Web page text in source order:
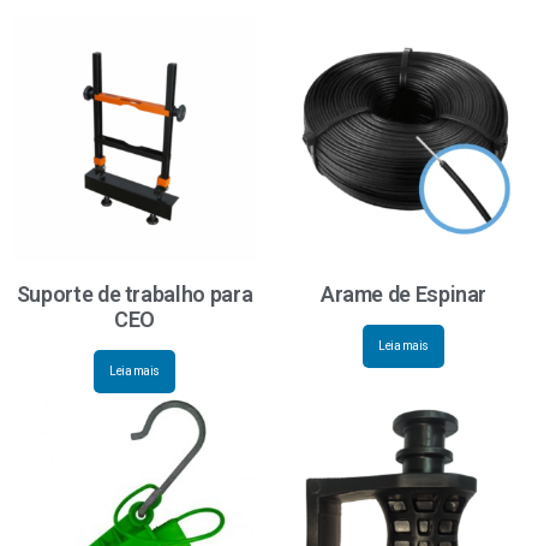
Suporte de trabalho para
CEO
Leia mais
Arame de Espinar
Leia mais